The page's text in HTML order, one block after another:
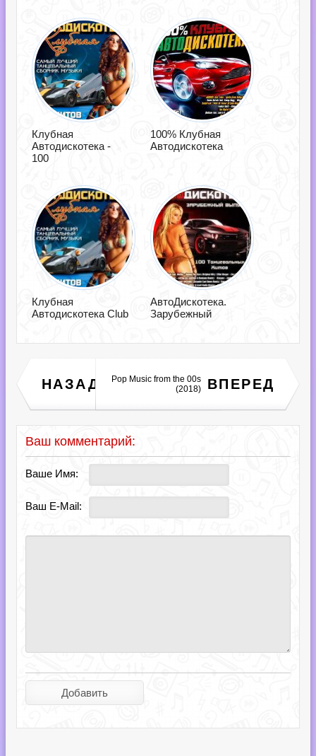
Клубная
Автодискотека -
100
100% Клубная
Автодискотека
Клубная
Автодискотека Club
АвтоДискотека.
Зарубежный
НАЗАД Terra Trance, Vol. 5 (2018) ВПЕРЕД
Pop Music from the 00s
(2018)
Ваш комментарий:
Ваше Имя:
Ваш E-Mail: